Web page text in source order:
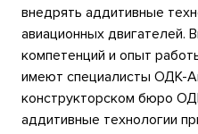
внедрять аддитивные
авиационных двигателей.
компетенций и опыт
имеют специалисты ОДК-
конструкторском бюро
аддитивные технологии